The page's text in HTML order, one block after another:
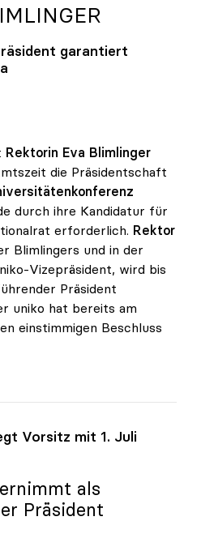
garantiert
Rektorin Eva Blimlinger
die Präsidentschaft
durch ihre Kandidatur für
erforderlich. Rektor
Blimlingers und in der
Vizepräsident, wird bis
Präsident
uniko hat bereits am
einstimmigen Beschluss
auf Blimlinger
Vorsitz mit 1. Juli
als
Präsident